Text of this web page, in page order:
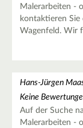
Malerarbeiten -
kontaktieren
Wagenfeld. Wir
Hans-Jürgen
Keine
Auf der Suche
Malerarbeiten -